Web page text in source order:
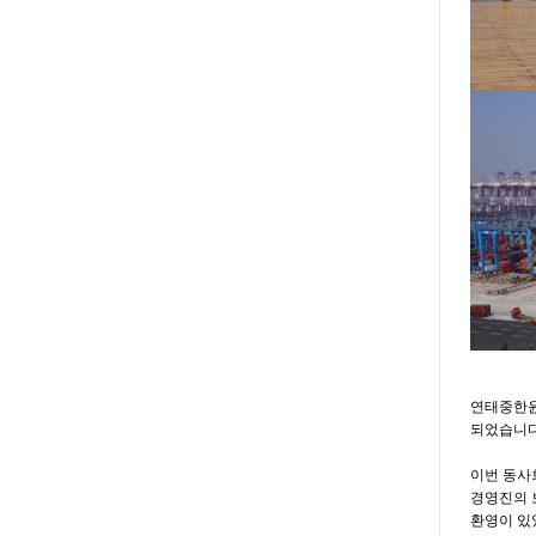
연태중한
되었습니
이번 동
경영진의
환영이 있